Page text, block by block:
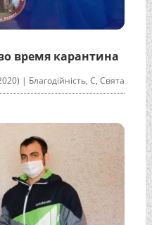
время карантина
| Благодійність,С,Свята